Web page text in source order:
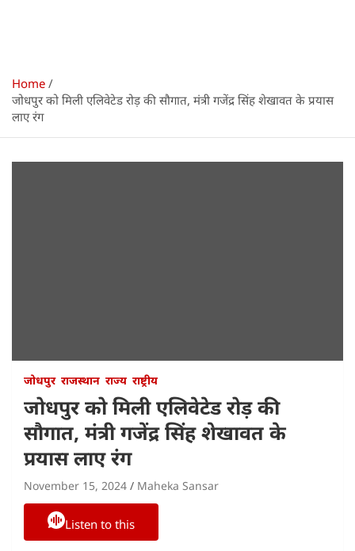
Home
जोधपुर को मिली एलिवेटेड रोड़ की सौगात, मंत्री गजेंद्र सिंह शेखावत के प्रयास
लाए रंग
जोधपुर राजस्थान राज्य राष्ट्रीय
जोधपुर को मिली एलिवेटेड रोड़ की
सौगात, मंत्री गजेंद्र सिंह शेखावत के
प्रयास लाए रंग
November 15, 2024 Maheka Sansar
Listen to this